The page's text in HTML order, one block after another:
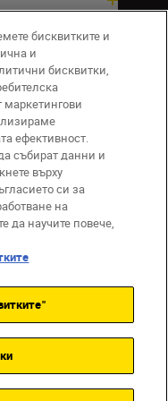
бисквитките и
и
бисквитки,
маркетингови
ефективност.
събират данни и
върху
си за
на
да научите повече,